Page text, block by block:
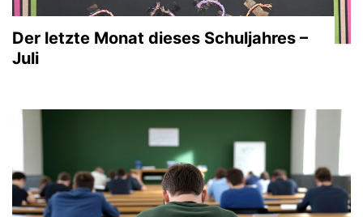
Der letzte Monat dieses Schuljahres –
Juli